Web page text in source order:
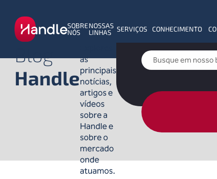
SOBRE
NÓS
NOSSAS
LINHAS
SERVIÇOS CONHECIMENTO
Blog
Handle
as
principais
notícias,
artigos e
vídeos
sobre a
Handle e
sobre o
mercado
onde
atuamos.